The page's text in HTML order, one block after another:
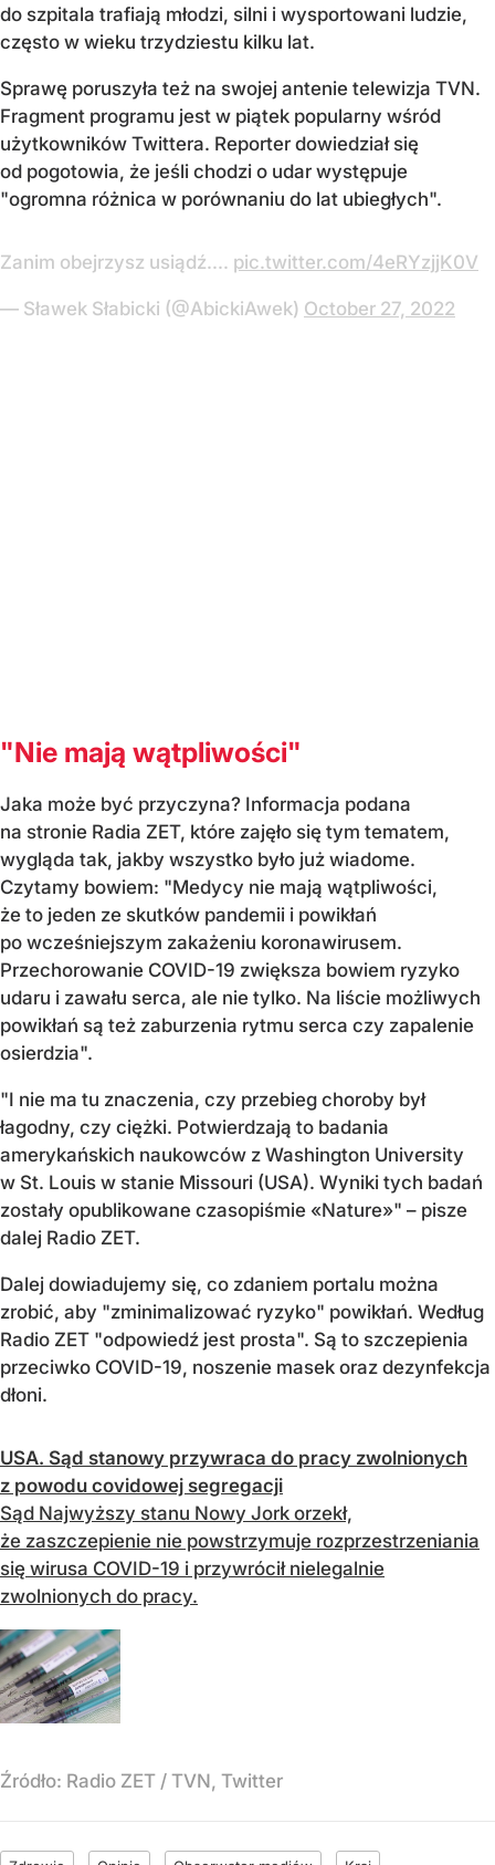
do szpitala trafiają młodzi, silni i wysportowani ludzie,
często w wieku trzydziestu kilku lat.
Sprawę poruszyła też na swojej antenie telewizja TVN.
Fragment programu jest w piątek popularny wśród
użytkowników Twittera. Reporter dowiedział się
od pogotowia, że jeśli chodzi o udar występuje
"ogromna różnica w porównaniu do lat ubiegłych".
Zanim obejrzysz usiądź.... pic.twitter.com/4eRYzjjK0V
— Sławek Słabicki (@AbickiAwek) October 27, 2022
"Nie mają wątpliwości"
Jaka może być przyczyna? Informacja podana
na stronie Radia ZET, które zajęło się tym tematem,
wygląda tak, jakby wszystko było już wiadome.
Czytamy bowiem: "Medycy nie mają wątpliwości,
że to jeden ze skutków pandemii i powikłań
po wcześniejszym zakażeniu koronawirusem.
Przechorowanie COVID-19 zwiększa bowiem ryzyko
udaru i zawału serca, ale nie tylko. Na liście możliwych
powikłań są też zaburzenia rytmu serca czy zapalenie
osierdzia".
"I nie ma tu znaczenia, czy przebieg choroby był
łagodny, czy ciężki. Potwierdzają to badania
amerykańskich naukowców z Washington University
w St. Louis w stanie Missouri (USA). Wyniki tych badań
zostały opublikowane czasopiśmie «Nature»" – pisze
dalej Radio ZET.
Dalej dowiadujemy się, co zdaniem portalu można
zrobić, aby "zminimalizować ryzyko" powikłań. Według
Radio ZET "odpowiedź jest prosta". Są to szczepienia
przeciwko COVID-19, noszenie masek oraz dezynfekcja
dłoni.
USA. Sąd stanowy przywraca do pracy zwolnionych
z powodu covidowej segregacji
Sąd Najwyższy stanu Nowy Jork orzekł,
że zaszczepienie nie powstrzymuje rozprzestrzeniania
się wirusa COVID-19 i przywrócił nielegalnie
zwolnionych do pracy.
Źródło: Radio ZET / TVN, Twitter